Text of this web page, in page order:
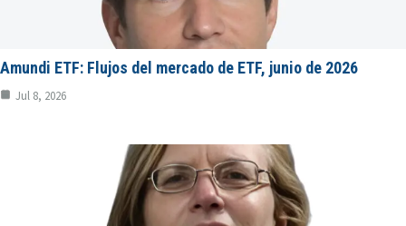
Amundi ETF: Flujos del mercado de ETF, junio de 2026
Jul 8, 2026